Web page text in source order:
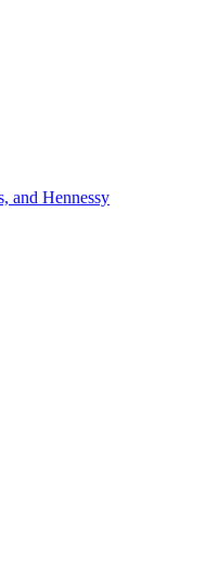
and Hennessy